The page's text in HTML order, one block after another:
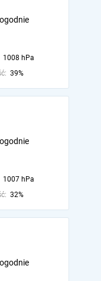
1008 hPa
39%
1007 hPa
32%